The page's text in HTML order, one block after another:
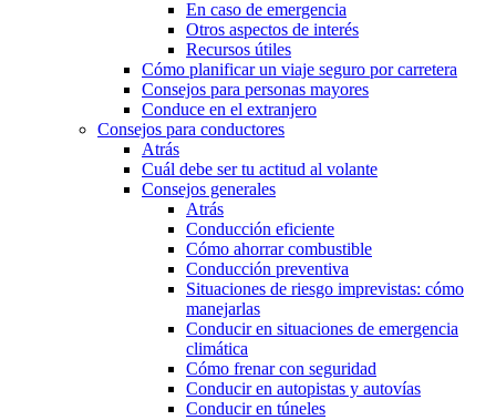
En caso de emergencia
Otros aspectos de interés
Recursos útiles
Cómo planificar un viaje seguro por carretera
Consejos para personas mayores
Conduce en el extranjero
Consejos para conductores
Atrás
Cuál debe ser tu actitud al volante
Consejos generales
Atrás
Conducción eficiente
Cómo ahorrar combustible
Conducción preventiva
Situaciones de riesgo imprevistas: cómo
manejarlas
Conducir en situaciones de emergencia
climática
Cómo frenar con seguridad
Conducir en autopistas y autovías
Conducir en túneles